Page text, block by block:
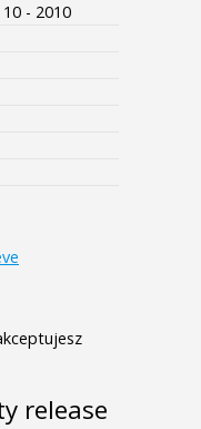
10 - 2010
release